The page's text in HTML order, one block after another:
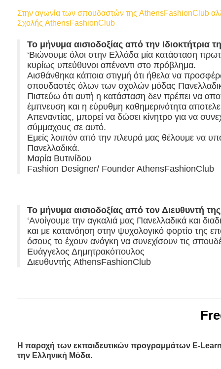
Στην αγωνία των σπουδαστών της AthensFashionClub
Σχολής AthensFashionClub
To μήνυμα αισιοδοξίας από την Ιδιοκτήτρια
‘Βιώνουμε όλοι στην Ελλάδα μία κατάσταση
κυρίως υπεύθυνοι απέναντι στο πρόβλημα.
Αισθάνθηκα κάποια στιγμή ότι ήθελα να
σπουδαστές όλων των σχολών μόδας
Πιστεύω ότι αυτή η κατάσταση δεν πρέπει να
έμπνευση και η εύρυθμη καθημερινότητα
Aπεναντίας, μπορεί να δώσει κίνητρο για να
σύμμαχους σε αυτό.
Εμείς λοιπόν από την πλευρά μας θέλουμε να
Πανελλαδικά.
Mαρία Βυτινίδου
Fashion Designer/ Founder AthensFashionClub
To μήνυμα αισιοδοξίας από τον Διευθυντή
‘Ανοίγουμε την αγκαλιά μας Πανελλαδικά και
και με κατανόηση στην ψυχολογικό φορτίο της
όσους το έχουν ανάγκη να συνεχίσουν τις
Ευάγγελος Δημητρακόπουλος
Διευθυντής AthensFashionClub
H παροχή των εκπαιδευτικών προγραμμάτων Ε-
την Ελληνική Μόδα.